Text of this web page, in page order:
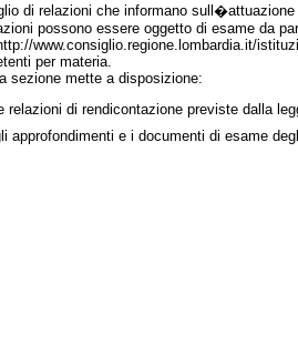
di relazioni che informano
possono essere oggetto di esame da
www.consiglio.regione.lombardia.it/
per materia.
sezione mette a disposizione:
relazioni di rendicontazione previste dalla
approfondimenti e i documenti di esame